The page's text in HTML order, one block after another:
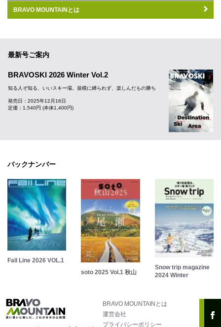
BRAVO MOUNTAINとは
最新号ご案内
BRAVOSKI 2026 Winter Vol.2
知る人ぞ知る、いいスキー場。規模に縛られず、楽しんだもの勝ち
発売日：2025年12月16日
定価：1,540円 (本体1,400円)
バックナンバー
Fall Line 2026 VOL.1
soto 2025 Vol.1 秋山
Snow trip magazine
2024 Winter
BRAVO MOUNTAINとは
運営会社
プライバシーポリシー